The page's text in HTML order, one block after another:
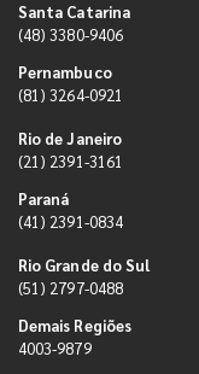
Santa Catarina
(48) 3380-9406
Pernambuco
(81) 3264-0921
Rio de Janeiro
(21) 2391-3161
Paraná
(41) 2391-0834
Rio Grande do Sul
(51) 2797-0488
Demais Regiões
4003-9879